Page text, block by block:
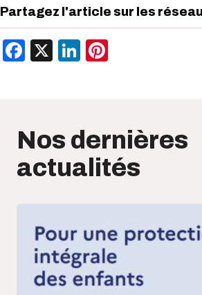
Partagez l'article sur les
Facebook
X LinkedIn
Nos dernières
actualités